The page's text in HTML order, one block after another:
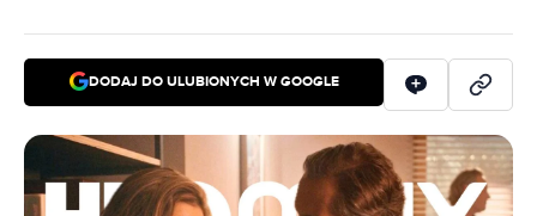
DODAJ DO ULUBIONYCH W GOOGLE